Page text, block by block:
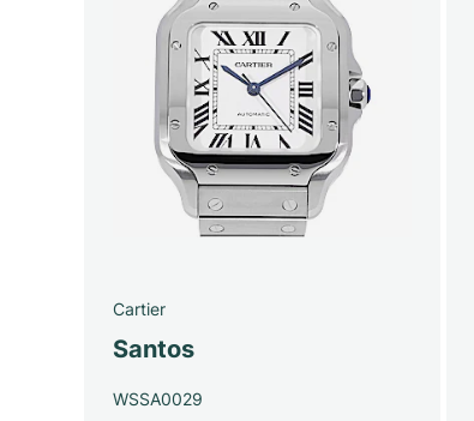
Cartier
Santos
WSSA0029